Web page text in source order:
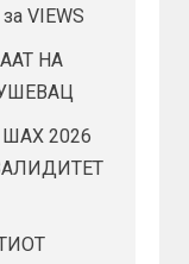
VIEWS
НА
2026